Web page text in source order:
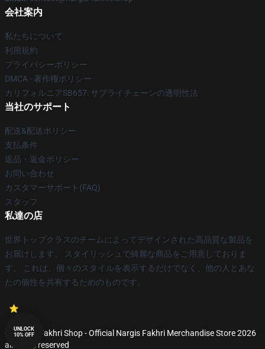
会社案内
私たちについて
利用規約
プライバシーポリシー
DMCA - 著作権ポリシー
カリフォルニアSB657: サプライチェーンの透明性法
当社のサポート
配送&配送ポリシー
支払条件
返品・返金ポリシー
お問い合わせ
カスタマーサポート(FAQ)
スタッフ
私達の店
世界トップクラスのチームによってデザインされた高品質な製品を
お届けします。 スタイリッシュで綺麗な商品をご用意しておりま
す。 これは、個々のスタイルを表示するだけでなく、他の人とあな
たの個性を共有するためのものです。
© Nargis Fakhri Shop - Official Nargis Fakhri Merchandise Store 2026
all rights reserved
UNLOCK
10% OFF